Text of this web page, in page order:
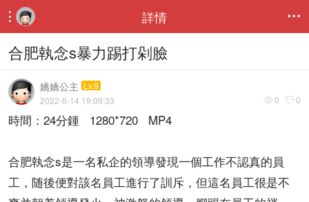
 詳情 
合肥執念s暴力踢打剁臉
嬌嬌公主 Lv.9
 0  0
2022-6-14 19:09:33
時間：24分鍾 1280*720 MP4
合肥執念s是一名私企的領導發現一個工作不認真的員
工，随後便對該名員工進行了訓斥，但這名員工很是不